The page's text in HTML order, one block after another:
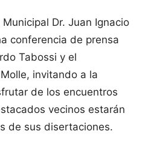
Dr. Juan Ignacio
conferencia de prensa
Tabossi y el
invitando a la
de los encuentros
vecinos estarán
de sus disertaciones.